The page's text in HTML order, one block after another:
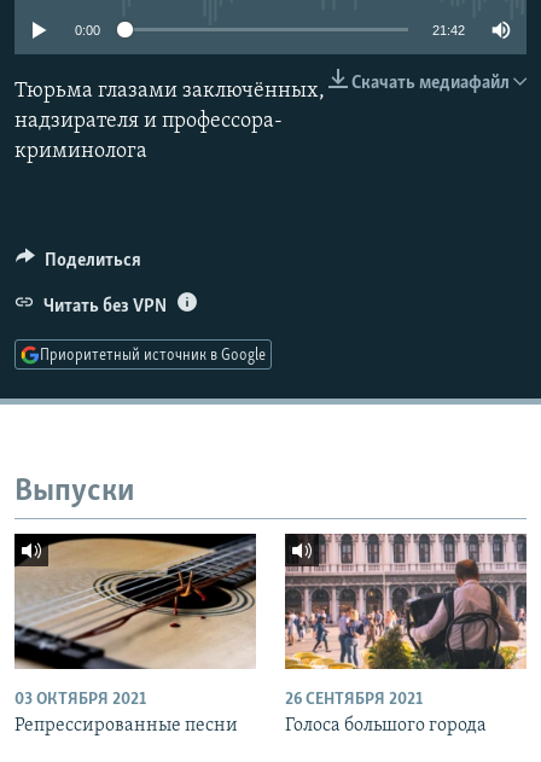
РАСПИСАНИЕ ВЕЩАНИЯ
СОЦИАЛЬНЫЕ СЕТИ
Все сайты РСЕ/РС
0:00 21:42
Скачать медиафайл
Тюрьма глазами заключённых,
надзирателя и профессора-
криминолога
Поделиться
Читать без VPN
Приоритетный источник в Google
Выпуски
03 ОКТЯБРЯ 2021
Репрессированные песни
26 СЕНТЯБРЯ 2021
Голоса большого города